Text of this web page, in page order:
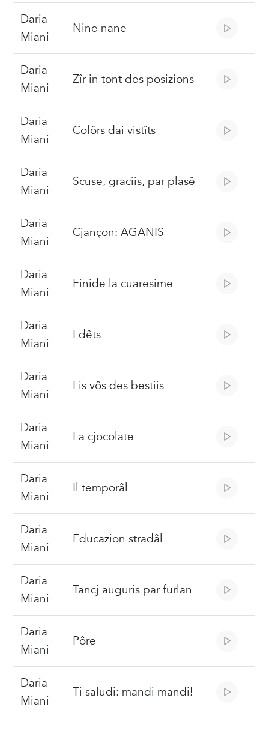
Daria
Miani
Nine nane
Daria
Miani
Zîr in tont des posizions
Daria
Miani
Colôrs dai vistîts
Daria
Miani
Scuse, graciis, par plasê
Daria
Miani
Cjançon: AGANIS
Daria
Miani
Finide la cuaresime
Daria
Miani
I dêts
Daria
Miani
Lis vôs des bestiis
Daria
Miani
La cjocolate
Daria
Miani
Il temporâl
Daria
Miani
Educazion stradâl
Daria
Miani
Tancj auguris par furlan
Daria
Miani
Pôre
Daria
Miani
Ti saludi: mandi mandi!